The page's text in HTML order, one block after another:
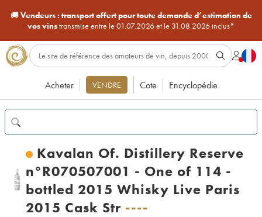
🚚Vendeurs : transport offert pour toute demande d’estimation de
vos vinstransmise entre le 01.07.2026 et le 31.08.2026 inclus*
Acheter VENDRE Cote Encyclopédie
Kavalan Of. Distillery Reserve
n°R070507001 - One of 114 -
bottled 2015 Whisky Live Paris
2015 Cask Str ----